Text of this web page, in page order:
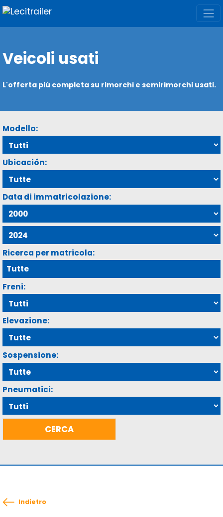
Veicoli usati
L'offerta più completa su rimorchi e semirimorchi usati.
Modello:
Ubicación:
Data di immatricolazione:
Ricerca per matricola:
Freni:
Elevazione:
Sospensione:
Pneumatici:
Indietro